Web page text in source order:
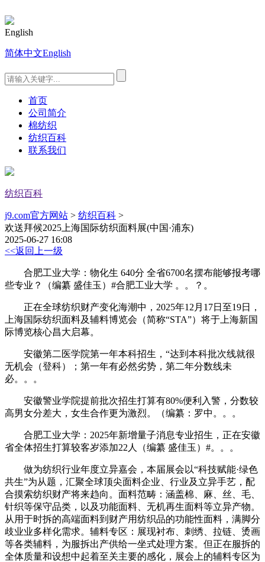
English
简体中文English
首页
公司简介
棉纺织
纺织百科
联系我们
纺织百科
j9.com官方网站 > 纺织百科 >
欢送拜候2025上海国际纺织面料展(中国·浦东)
2025-06-27 16:08
<<返回上一级
合肥工业大学：物化生 640分 全省6700名摆布能够报考哪
些专业？（编纂 盛佳玉）#合肥工业大学 。。？。
正在全球纺织财产变化海潮中，2025年12月17日至19日，
上海国际纺织面料及辅料博览会（简称“STA”）将于上海新国
际博览核心昌大启幕。
安徽第二医学院第一年本科招生，“达到本科批次线就很
无机会（登科）；第一年有必然劣势，第二年分数线未
必。。。
安徽警业学院提前批次招生打算有80%便利入警，分数较
高男女分差大，女生合作更为激烈。（编纂：罗中。。。
合肥工业大学：2025年新增量子消息专业招生，正在安徽
省全体招生打算较客岁添加22人（编纂 盛佳玉）#。。。
做为纺织行业年度立异嘉会，本届展会以“科技赋能·绿色
共生”为从题，汇聚全球顶尖面料企业、行业及立异手艺，配
合摸索纺织财产将来趋向。面料范畴：涵盖棉、麻、丝、毛、
针织等保守品类，以及功能面料、无机再生面料等立异产物。
从用于时拆的高端面料到财产用纺织品的功能性面料，满脚分
歧业业多样化需求。辅料专区：展现衬布、刺绣、拉链、烫画
等各类辅料，为服拆出产供给一坐式处理方案。但正在服拆的
全体质量和设想中起着至关主要的感化，展会上的辅料专区为